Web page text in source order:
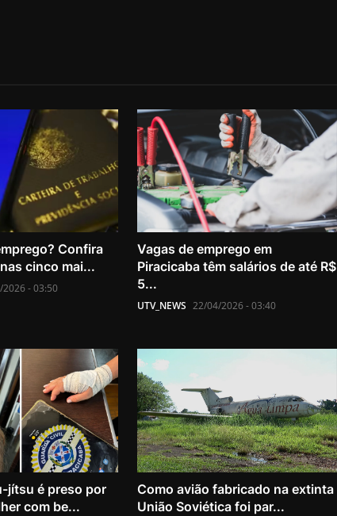
Confira
cinco mai...
- 03:50
Vagas de emprego em
Piracicaba têm salários de até R$
5...
UTV_NEWS 22/04/2026 - 03:40
jítsu é preso por
com be...
Como avião fabricado na extinta
União Soviética foi par...